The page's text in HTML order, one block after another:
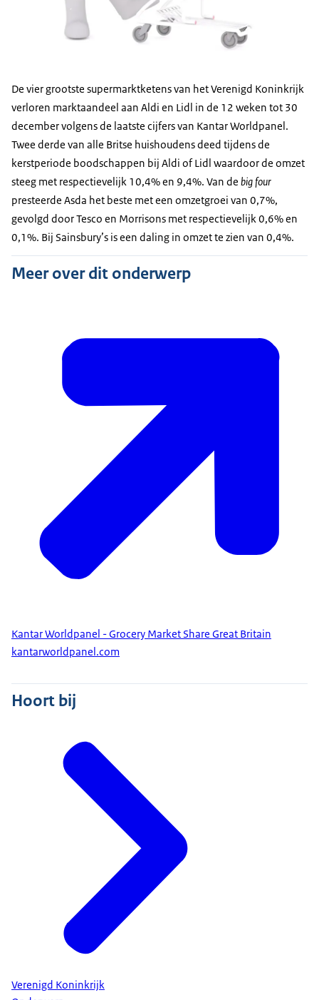
De vier grootste supermarktketens van het Verenigd Koninkrijk
verloren marktaandeel aan Aldi en Lidl in de 12 weken tot 30
december volgens de laatste cijfers van Kantar Worldpanel .
Twee derde van alle Britse huishoudens deed tijdens de
kerstperiode boodschappen bij Aldi of Lidl waardoor de omzet
steeg met respectievelijk 10,4% en 9,4%. Van de big four
presteerde Asda het beste met een omzetgroei van 0,7%,
gevolgd door Tesco en Morrisons met respectievelijk 0,6% en
0,1%. Bij Sainsbury’s is een daling in omzet te zien van 0,4%.
Meer over dit onderwerp
Kantar Worldpanel - Grocery Market Share Great Britain
kantarworldpanel.com
Hoort bij
Verenigd Koninkrijk